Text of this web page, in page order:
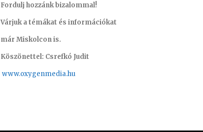
Fordulj hozzánk bizalommal!
Várjuk a témákat és információkat
már Miskolcon is.
Köszönettel: Csrefkó Judit
www.oxygenmedia.hu